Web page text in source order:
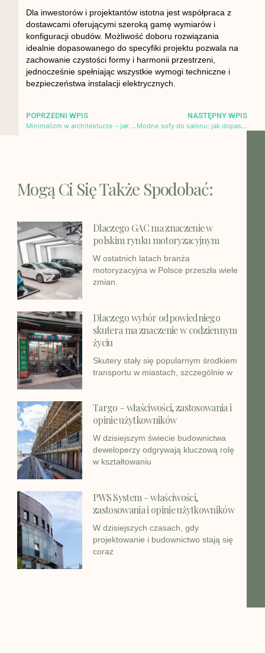
Dla inwestorów i projektantów istotna jest współpraca z
dostawcami oferującymi szeroką gamę wymiarów i
konfiguracji obudów. Możliwość doboru rozwiązania
idealnie dopasowanego do specyfiki projektu pozwala na
zachowanie czystości formy i harmonii przestrzeni,
jednocześnie spełniając wszystkie wymogi techniczne i
bezpieczeństwa instalacji elektrycznych.
POPRZEDNI WPIS
Minimalizm w architekturze – jak Brickon redefiniuje nowoczesną budowę domu jednorodzinnego
NASTĘPNY WPIS
Modne sofy do salonu: jak dopasować obicie i funkcje do stylu wnętrza?
Mogą Ci Się Także Spodobać:
Dlaczego GAC ma znaczenie w
polskim rynku motoryzacyjnym
W ostatnich latach branża
motoryzacyjna w Polsce przeszła wiele
zmian.
Dlaczego wybór odpowiedniego
skutera ma znaczenie w codziennym
życiu
Skutery stały się popularnym środkiem
transportu w miastach, szczególnie w
Targo – właściwości, zastosowania i
opinie użytkowników
W dzisiejszym świecie budownictwa
deweloperzy odgrywają kluczową rolę
w kształtowaniu
PWS System – właściwości,
zastosowania i opinie użytkowników
W dzisiejszych czasach, gdy
projektowanie i budownictwo stają się
coraz